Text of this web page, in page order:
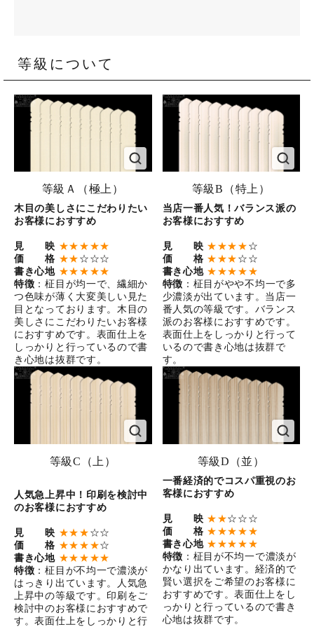
等級について
等級Ａ（極上）
木目の美しさにこだわりたい
お客様におすすめ
見 映 ★★★★★
価 格 ★★ ☆☆☆
書き心地 ★★★★★
特徴 ：柾目が均一で、繊細か
つ色味が薄く大変美しい見た
目となっております。木目の
美しさにこだわりたいお客様
におすすめです。表面仕上を
しっかりと行っているので書
き心地は抜群です。
等級B（特上）
当店一番人気！バランス派の
お客様におすすめ
見 映 ★★★★ ☆
価 格 ★★★ ☆☆
書き心地 ★★★★★
特徴 ：柾目がやや不均一で多
少濃淡が出ています。当店一
番人気の等級です。バランス
派のお客様におすすめです。
表面仕上をしっかりと行って
いるので書き心地は抜群で
す。
等級C（上）
人気急上昇中！印刷を検討中
のお客様におすすめ
見 映 ★★★ ☆☆
価 格 ★★★★☆
書き心地 ★★★★★
特徴 ：柾目が不均一で濃淡が
はっきり出ています。人気急
上昇中の等級です。印刷をご
検討中のお客様におすすめで
す。表面仕上をしっかりと行
等級D（並）
一番経済的でコスパ重視のお
客様におすすめ
見 映 ★★☆☆☆
価 格 ★★★★★
書き心地 ★★★★★
特徴 ：柾目が不均一で濃淡が
かなり出ています。経済的で
賢い選択をご希望のお客様に
おすすめです。表面仕上をし
っかりと行っているので書き
心地は抜群です。